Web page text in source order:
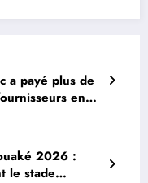
a payé plus de
en
2026 :
le stade